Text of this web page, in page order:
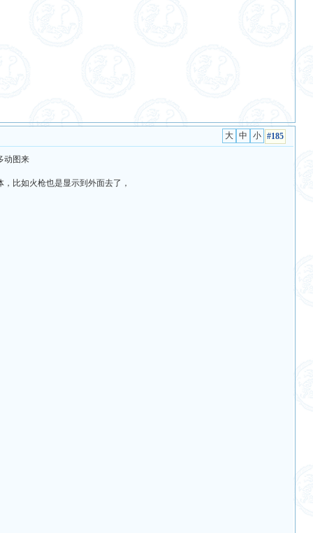
#185
动图来
比如火枪也是显示到外面去了，